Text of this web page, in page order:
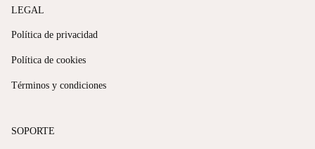
LEGAL
Política de privacidad
Política de cookies
Términos y condiciones
SOPORTE